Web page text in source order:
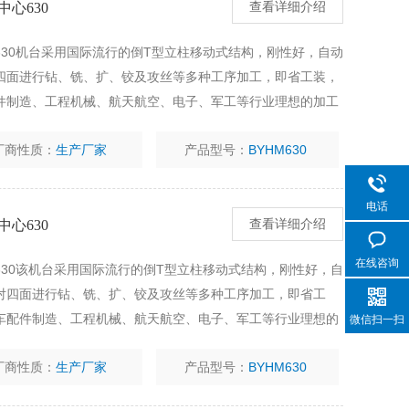
心630 查看详细介绍
机台采用国际流行的倒T型立柱移动式结构，刚性好，自动
进行钻、铣、扩、铰及攻丝等多种工序加工，即省工装，
造、工程机械、航天航空、电子、军工等行业理想的加工
商性质：生产厂家 产品型号： BYHM630
心630 查看详细介绍
该机台采用国际流行的倒T型立柱移动式结构，刚性好，自
面进行钻、铣、扩、铰及攻丝等多种工序加工，即省工
件制造、工程机械、航天航空、电子、军工等行业理想的
商性质：生产厂家 产品型号： BYHM630
电话
在线咨询
微信扫一扫